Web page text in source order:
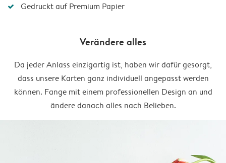
Gedruckt auf Premium Papier
Verändere alles
Da jeder Anlass einzigartig ist, haben wir dafür gesorgt,
dass unsere Karten ganz individuell angepasst werden
können. Fange mit einem professionellen Design an und
ändere danach alles nach Belieben.